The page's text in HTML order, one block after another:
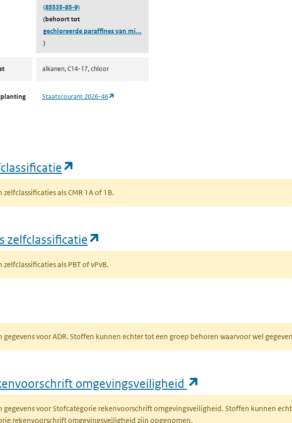
(85535-85-9)
(behoort tot
gechloreerde paraffines van mi...
)
alkanen, C14-17, chloor
Staatscourant 2026-46
zelfclassificaties als CMR 1A of 1B.
zelfclassificatie
als PBT of vPvB.
gegevens voor ADR. Stoffen kunnen echter tot een groep behoren waarvoor wel
omgevingsveiligheid
gegevens voor Stofcategorie rekenvoorschrift omgevingsveiligheid. Stoffen kunnen
rekenvoorschrift omgevingsveiligheid zijn opgenomen.